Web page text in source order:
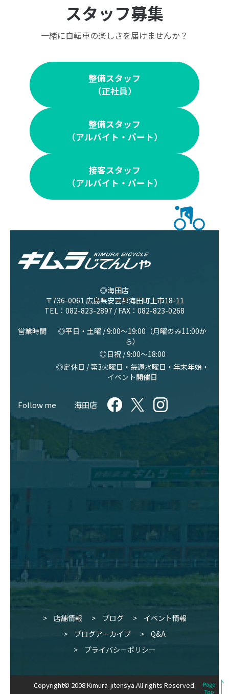
スタッフ募集
一緒に自転車の楽しさを届けませんか？
整備スタッフ
（正社員）
整備スタッフ
（アルバイト・パート）
接客スタッフ
（アルバイト・パート）
◎海田店
〒736-0061 広島県安芸郡海田町上市18-11
TEL： 082-823-2897 / FAX：082-823-0268
営業時間
◎平日・土曜 / 9:00〜19:00（月曜のみ11:00か
ら）
◎日祝 / 9:00〜18:00
◎定休日 / 第3火曜日・毎週水曜日・年末年始・
イベント開催日
Follow me 海田店
店舗情報 ブログ
イベント情報
ブログアーカイブ
Q&A
プライバシーポリシー
Copyright© 2008 Kimura-jitensya.All rights Reserved.